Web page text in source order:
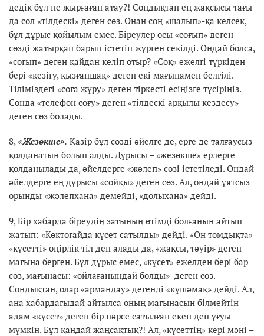
дедік бұл не жырғаған атау?! Сондықтан ең жақсысы тағы
да сол «тілдескі» деген сөз. Онан соң «шалып»-қа келсек,
бұл дұрыс қойылым емес. Біреулер осы «соғып» деген
сөзді жатырқап барып істетіп жүрген секілді. Ондай болса,
«соғып» деген қайдан келіп отыр? «Соқ» ежелгі түркіден
бері «кезігу, қызғаншақ» деген екі мағынамен белгілі.
Тіліміздегі «соға жүру» деген тіркесті есіңізге түсіріңіз.
Сонда «телефон соғу» деген «тілдескі арқылы кездесу»
деген сөз болады.
8, «Жезөкше». Қазір бұл сөзді әйелге де, ерге де талғаусыз
қолданатын болып алды. Дұрысы – «жезөкше» ерлерге
қолданылады да, әйелдерге «жәлеп» сөзі істетіледі. Ондай
әйелдерге ең дұрысы «сойқы» деген сөз. Ал, ондай ұятсыз
орынды «жәлепхана» демейді, «долыхана» дейді.
9, Бір хабарда біреудің затының өтімді болғанын айтып
жатып: «Көктоғайда күсет сатылды» дейді. «Он томдықта»
«күсетті» өңірлік тіл деп алады да, «жақсы, тәуір» деген
мағына берген. Бұл дұрыс емес, «күсет» ежелден бері бар
сөз, мағынасы: «ойлағанындай болды» деген сөз.
Сондықтан, олар «армандау» дегенді «күшәмақ» дейді. Ал,
ана хабардағыдай айтылса оның мағынасын білмейтін
адам «күсет» деген бір нәрсе сатылған екен деп ұғуы
мүмкін. Бұл қандай жаңсақтық?! Ал, «күсеттің» кері мәні –